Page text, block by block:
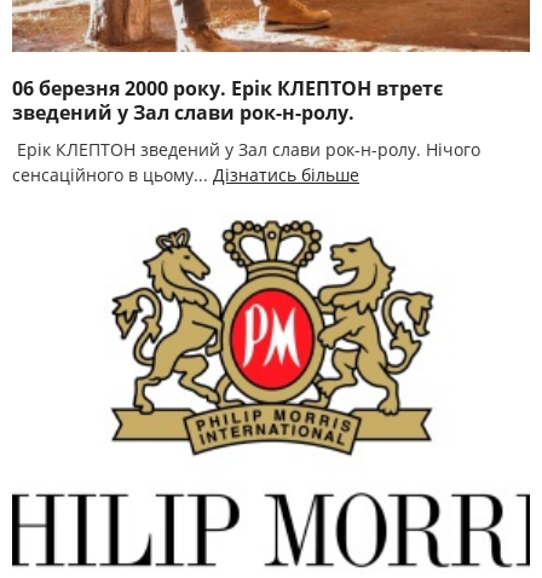
06 березня 2000 року. Ерік КЛЕПТОН втретє
зведений у Зал слави рок-н-ролу.
Ерік КЛЕПТОН зведений у Зал слави рок-н-ролу. Нічого
сенсаційного в цьому... Дізнатись більше